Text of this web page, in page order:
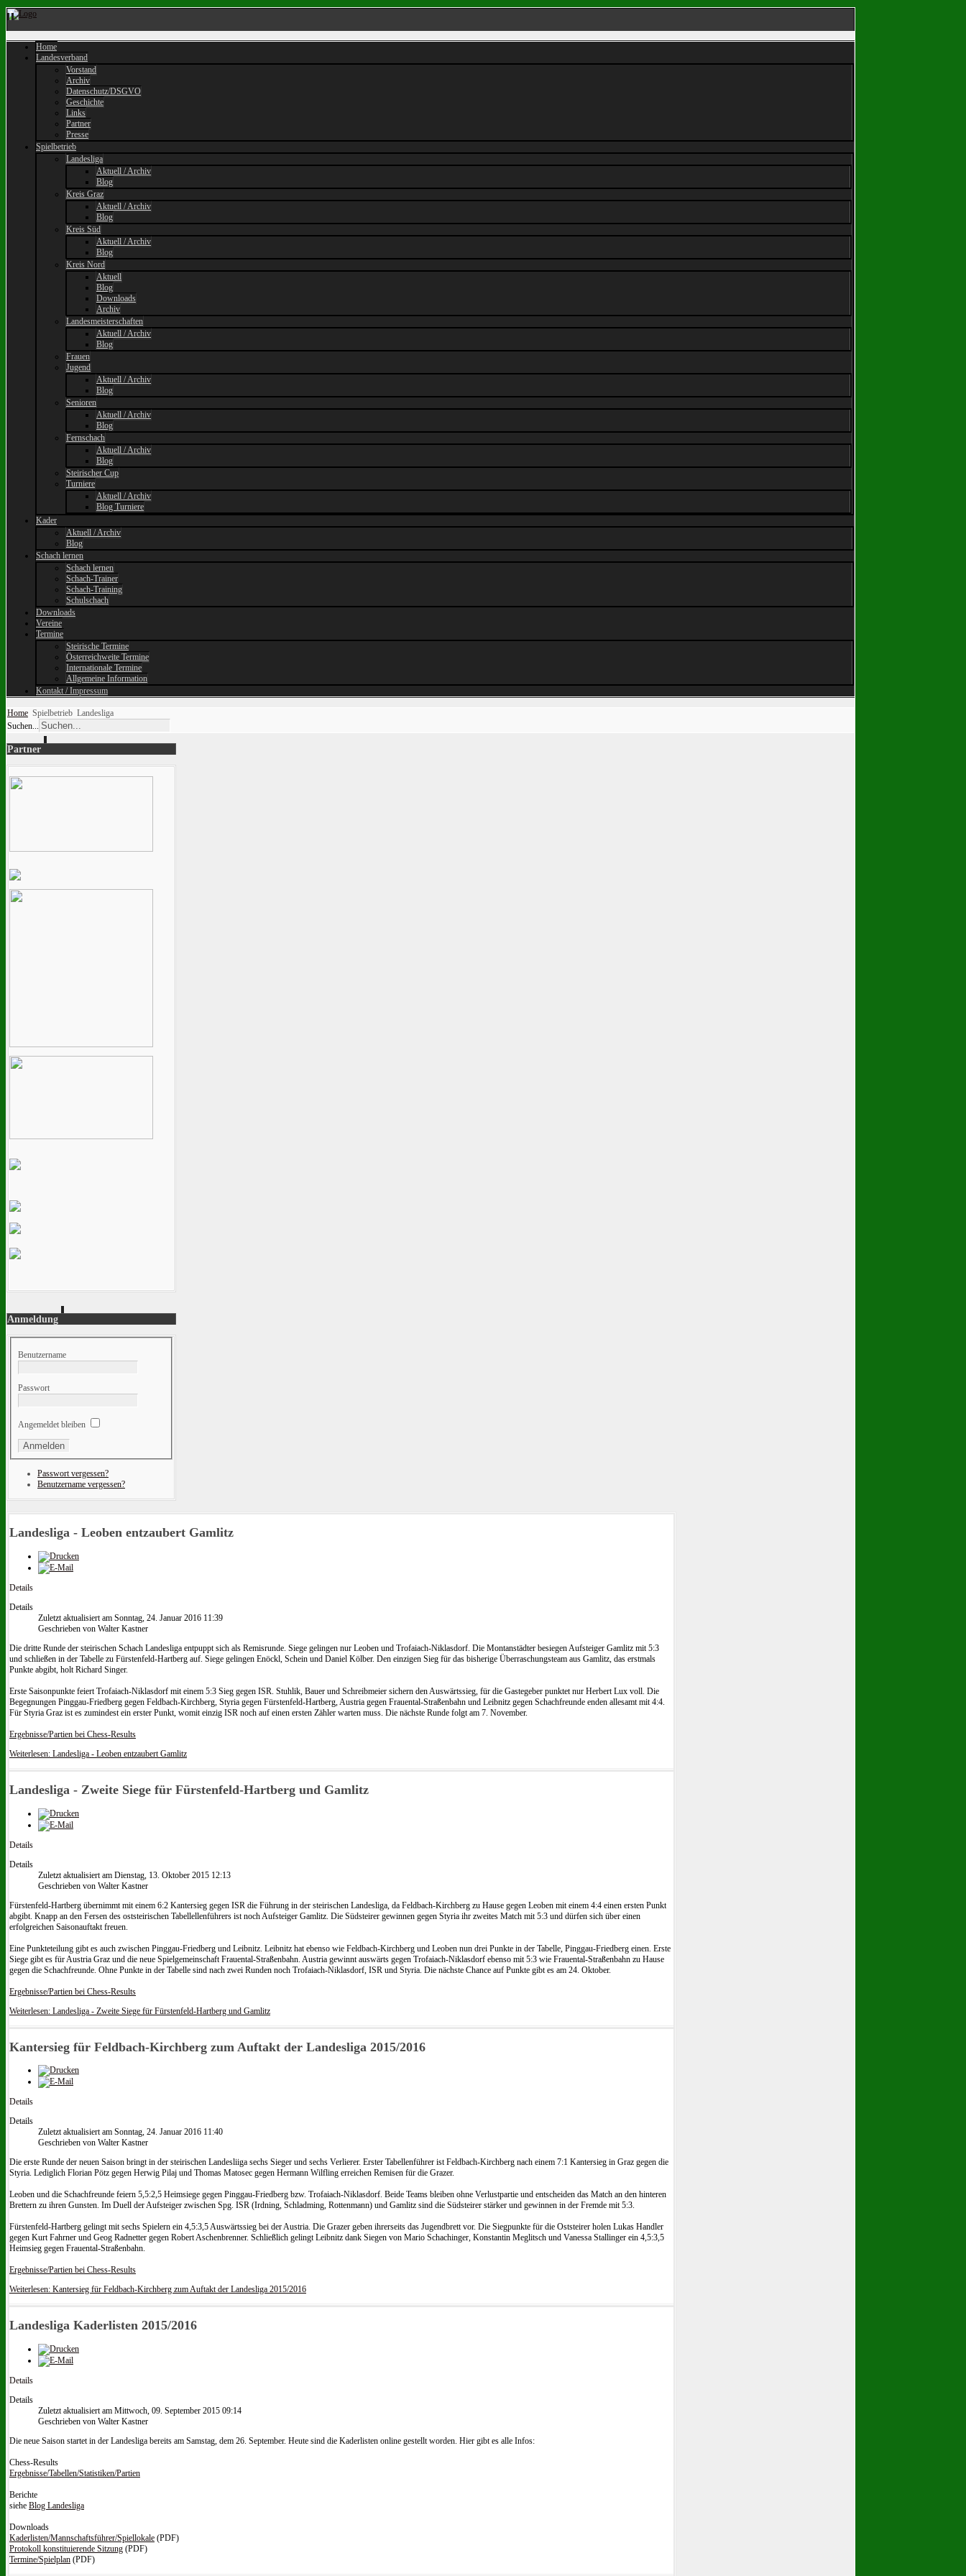
Home
Landesverband
Vorstand
Archiv
Datenschutz/DSGVO
Geschichte
Links
Partner
Presse
Spielbetrieb
Landesliga
Aktuell / Archiv
Blog
Kreis Graz
Aktuell / Archiv
Blog
Kreis Süd
Aktuell / Archiv
Blog
Kreis Nord
Aktuell
Blog
Downloads
Archiv
Landesmeisterschaften
Aktuell / Archiv
Blog
Frauen
Jugend
Aktuell / Archiv
Blog
Senioren
Aktuell / Archiv
Blog
Fernschach
Aktuell / Archiv
Blog
Steirischer Cup
Turniere
Aktuell / Archiv
Blog Turniere
Kader
Aktuell / Archiv
Blog
Schach lernen
Schach lernen
Schach-Trainer
Schach-Training
Schulschach
Downloads
Vereine
Termine
Steirische Termine
Österreichweite Termine
Internationale Termine
Allgemeine Information
Kontakt / Impressum
Home Spielbetrieb Landesliga
Suchen...
Partner
Anmeldung
Benutzername
Passwort
Angemeldet bleiben
Passwort vergessen?
Benutzername vergessen?
Landesliga - Leoben entzaubert Gamlitz
Details
Details
Zuletzt aktualisiert am Sonntag, 24. Januar 2016 11:39
Geschrieben von Walter Kastner
Die dritte Runde der steirischen Schach Landesliga entpuppt sich als Remisrunde. Siege gelingen nur Leoben und Trofaiach-Niklasdorf. Die Montanstädter besiegen Aufsteiger Gamlitz mit 5:3
und schließen in der Tabelle zu Fürstenfeld-Hartberg auf. Siege gelingen Enöckl, Schein und Daniel Kölber. Den einzigen Sieg für das bisherige Überraschungsteam aus Gamlitz, das erstmals
Punkte abgibt, holt Richard Singer.
Erste Saisonpunkte feiert Trofaiach-Niklasdorf mit einem 5:3 Sieg gegen ISR. Stuhlik, Bauer und Schreibmeier sichern den Auswärtssieg, für die Gastegeber punktet nur Herbert Lux voll. Die
Begegnungen Pinggau-Friedberg gegen Feldbach-Kirchberg, Styria gegen Fürstenfeld-Hartberg, Austria gegen Frauental-Straßenbahn und Leibnitz gegen Schachfreunde enden allesamt mit 4:4.
Für Styria Graz ist es zumindest ein erster Punkt, womit einzig ISR noch auf einen ersten Zähler warten muss. Die nächste Runde folgt am 7. November.
Ergebnisse/Partien bei Chess-Results
Weiterlesen: Landesliga - Leoben entzaubert Gamlitz
Landesliga - Zweite Siege für Fürstenfeld-Hartberg und Gamlitz
Details
Details
Zuletzt aktualisiert am Dienstag, 13. Oktober 2015 12:13
Geschrieben von Walter Kastner
Fürstenfeld-Hartberg übernimmt mit einem 6:2 Kantersieg gegen ISR die Führung in der steirischen Landesliga, da Feldbach-Kirchberg zu Hause gegen Leoben mit einem 4:4 einen ersten Punkt
abgibt. Knapp an den Fersen des oststeirischen Tabellellenführers ist noch Aufsteiger Gamlitz. Die Südsteirer gewinnen gegen Styria ihr zweites Match mit 5:3 und dürfen sich über einen
erfolgreichen Saisonauftakt freuen.
Eine Punkteteilung gibt es auch zwischen Pinggau-Friedberg und Leibnitz. Leibnitz hat ebenso wie Feldbach-Kirchberg und Leoben nun drei Punkte in der Tabelle, Pinggau-Friedberg einen. Erste
Siege gibt es für Austria Graz und die neue Spielgemeinschaft Frauental-Straßenbahn. Austria gewinnt auswärts gegen Trofaiach-Niklasdorf ebenso mit 5:3 wie Frauental-Straßenbahn zu Hause
gegen die Schachfreunde. Ohne Punkte in der Tabelle sind nach zwei Runden noch Trofaiach-Niklasdorf, ISR und Styria. Die nächste Chance auf Punkte gibt es am 24. Oktober.
Ergebnisse/Partien bei Chess-Results
Weiterlesen: Landesliga - Zweite Siege für Fürstenfeld-Hartberg und Gamlitz
Kantersieg für Feldbach-Kirchberg zum Auftakt der Landesliga 2015/2016
Details
Details
Zuletzt aktualisiert am Sonntag, 24. Januar 2016 11:40
Geschrieben von Walter Kastner
Die erste Runde der neuen Saison bringt in der steirischen Landesliiga sechs Sieger und sechs Verlierer. Erster Tabellenführer ist Feldbach-Kirchberg nach einem 7:1 Kantersieg in Graz gegen die
Styria. Lediglich Florian Pötz gegen Herwig Pilaj und Thomas Matosec gegen Hermann Wilfling erreichen Remisen für die Grazer.
Leoben und die Schachfreunde feiern 5,5:2,5 Heimsiege gegen Pinggau-Friedberg bzw. Trofaiach-Niklasdorf. Beide Teams bleiben ohne Verlustpartie und entscheiden das Match an den hinteren
Brettern zu ihren Gunsten. Im Duell der Aufsteiger zwischen Spg. ISR (Irdning, Schladming, Rottenmann) und Gamlitz sind die Südsteirer stärker und gewinnen in der Fremde mit 5:3.
Fürstenfeld-Hartberg gelingt mit sechs Spielern ein 4,5:3,5 Auswärtssieg bei der Austria. Die Grazer geben ihrerseits das Jugendbrett vor. Die Siegpunkte für die Oststeirer holen Lukas Handler
gegen Kurt Fahrner und Geog Radnetter gegen Robert Aschenbrenner. Schließlich gelingt Leibnitz dank Siegen von Mario Schachinger, Konstantin Meglitsch und Vanessa Stallinger ein 4,5:3,5
Heimsieg gegen Frauental-Straßenbahn.
Ergebnisse/Partien bei Chess-Results
Weiterlesen: Kantersieg für Feldbach-Kirchberg zum Auftakt der Landesliga 2015/2016
Landesliga Kaderlisten 2015/2016
Details
Details
Zuletzt aktualisiert am Mittwoch, 09. September 2015 09:14
Geschrieben von Walter Kastner
Die neue Saison startet in der Landesliga bereits am Samstag, dem 26. September. Heute sind die Kaderlisten online gestellt worden. Hier gibt es alle Infos:
Chess-Results
Ergebnisse/Tabellen/Statistiken/Partien
Berichte
siehe Blog Landesliga
Downloads
Kaderlisten/Mannschaftsführer/Spiellokale (PDF)
Protokoll konstituierende Sitzung (PDF)
Termine/Spielplan (PDF)